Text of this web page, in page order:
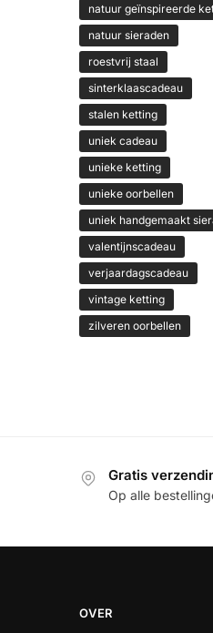
natuur geïnspireerde
natuur sieraden
roestvrij staal
sinterklaascadeau
stalen ketting
uniek cadeau
unieke ketting
unieke oorbellen
uniek handgemaakt
valentijnscadeau
verjaardagscadeau
vintage ketting
zilveren oorbellen
Gratis
Op alle
OVER